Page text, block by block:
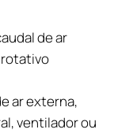
de ar
rotativo
ar externa,
ventilador ou